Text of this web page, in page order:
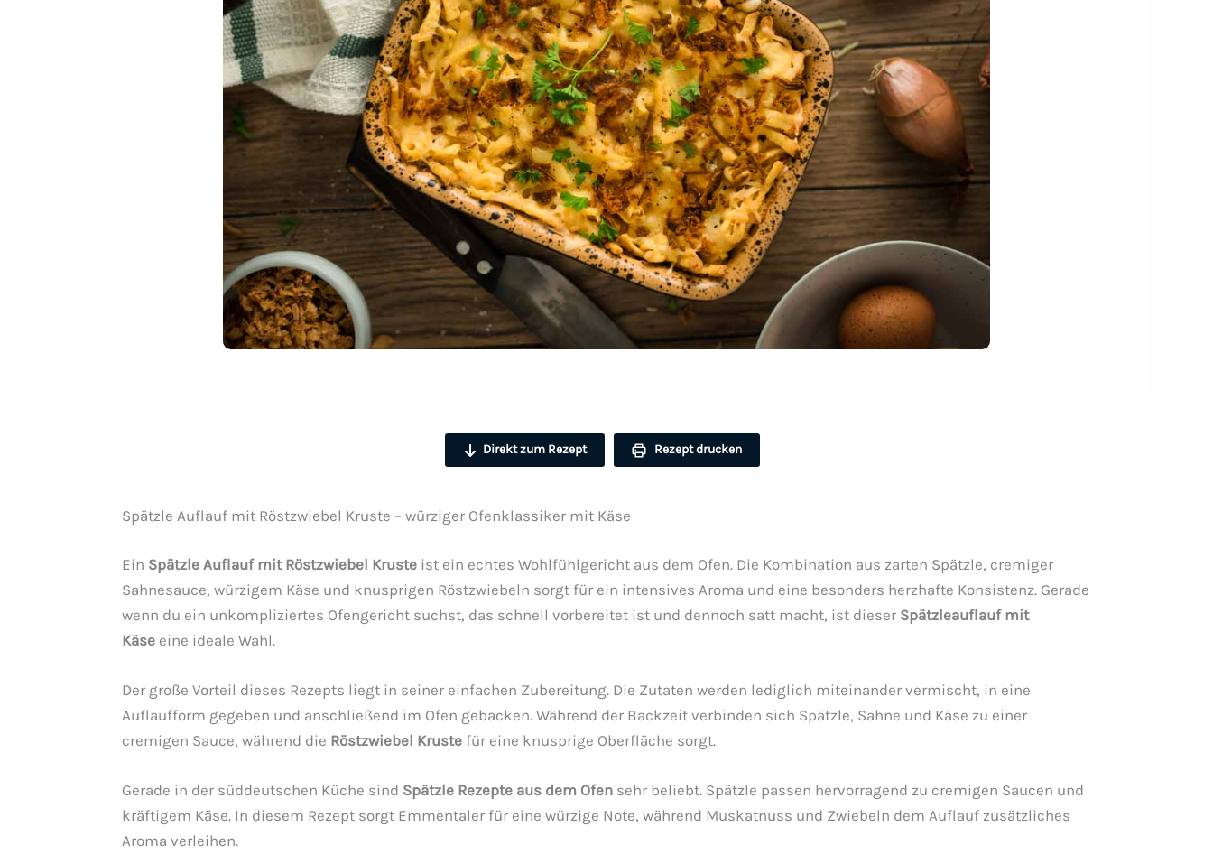
Direkt zum Rezept Rezept drucken
Spätzle Auflauf mit Röstzwiebel Kruste – würziger Ofenklassiker mit Käse
Ein Spätzle Auflauf mit Röstzwiebel Krusteist ein echtes Wohlfühlgericht aus dem Ofen. Die Kombination aus zarten Spätzle, cremiger
Sahnesauce, würzigem Käse und knusprigen Röstzwiebeln sorgt für ein intensives Aroma und eine besonders herzhafte Konsistenz. Gerade
wenn du ein unkompliziertes Ofengericht suchst, das schnell vorbereitet ist und dennoch satt macht, ist dieser Spätzleauflauf mit
Käseeine ideale Wahl.
Der große Vorteil dieses Rezepts liegt in seiner einfachen Zubereitung. Die Zutaten werden lediglich miteinander vermischt, in eine
Auflaufform gegeben und anschließend im Ofen gebacken. Während der Backzeit verbinden sich Spätzle, Sahne und Käse zu einer
cremigen Sauce, während die Röstzwiebel Krustefür eine knusprige Oberfläche sorgt.
Gerade in der süddeutschen Küche sind Spätzle Rezepte aus dem Ofensehr beliebt. Spätzle passen hervorragend zu cremigen Saucen und
kräftigem Käse. In diesem Rezept sorgt Emmentaler für eine würzige Note, während Muskatnuss und Zwiebeln dem Auflauf zusätzliches
Aroma verleihen.